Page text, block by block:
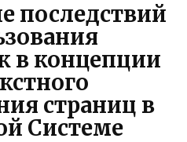
последствий
в концепции
страниц в
Системе